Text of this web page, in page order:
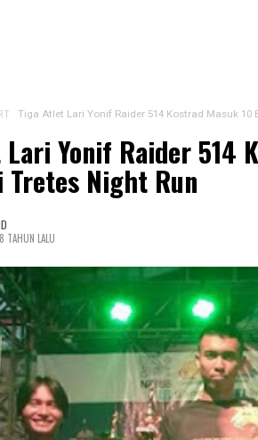
Tiga Atlet Lari Yonif Raider 514 Kostrad Masuk 10
Yonif Raider 514
Night Run
8 TAHUN LALU